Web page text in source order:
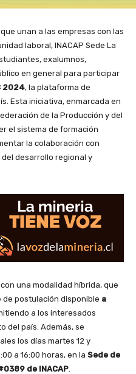
unan a las empresas con las
laboral, INACAP Sede La
exalumnos,
en general para participar
2024, la plataforma de
Esta iniciativa, enmarcada en
de la Producción y del
el sistema de formación
la colaboración con
desarrollo regional y
una modalidad híbrida, que
postulación disponible a
a los interesados
del país. Además, se
los días martes 12 y
a 16:00 horas, en la Sede de
de INACAP